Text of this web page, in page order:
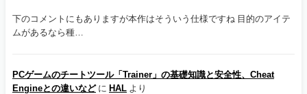
下のコメントにもありますが本作はそういう仕様ですね 目的のアイテ
ムがあるなら種…
PCゲームのチートツール「Trainer」の基礎知識と安全性、Cheat
Engineとの違いなどに HAL より